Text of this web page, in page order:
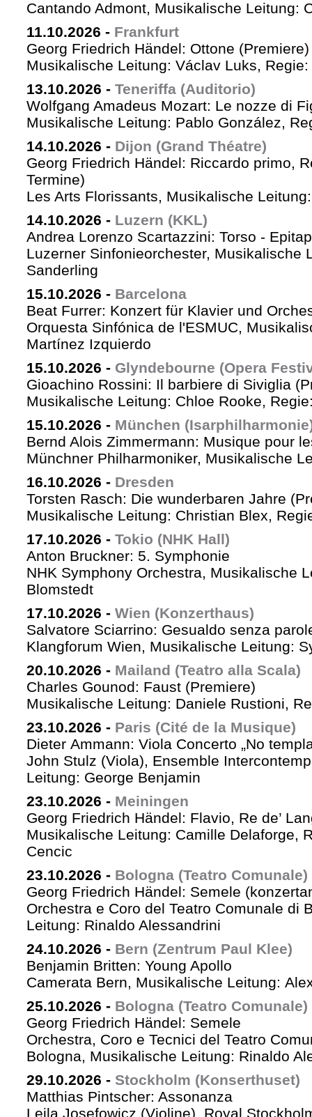
Cantando Admont, Musikalische Leitung:
11.10.2026 - Frankfurt
Georg Friedrich Händel: Ottone (Premiere)
Musikalische Leitung: Václav Luks,
13.10.2026 - Teneriffa (Auditorio)
Wolfgang Amadeus Mozart: Le nozze di
Musikalische Leitung: Pablo González,
14.10.2026 - Dijon (Grand Théatre)
Georg Friedrich Händel: Riccardo primo,
Termine)
Les Arts Florissants, Musikalische
14.10.2026 - Luzern (KKL)
Andrea Lorenzo Scartazzini: Torso -
Luzerner Sinfonieorchester, Musikalische
Sanderling
15.10.2026 - Barcelona
Beat Furrer: Konzert für Klavier und
Orquesta Sinfónica de l'ESMUC,
Martínez Izquierdo
15.10.2026 - Glyndebourne (Opera
Gioachino Rossini: Il barbiere di Siviglia
Musikalische Leitung: Chloe Rooke,
15.10.2026 - München
Bernd Alois Zimmermann: Musique pour
Münchner Philharmoniker, Musikalische
16.10.2026 - Dresden
Torsten Rasch: Die wunderbaren Jahre
Musikalische Leitung: Christian Blex,
17.10.2026 - Tokio (NHK Hall)
Anton Bruckner: 5. Symphonie
NHK Symphony Orchestra, Musikalische
Blomstedt
17.10.2026 - Wien (Konzerthaus)
Salvatore Sciarrino: Gesualdo senza
Klangforum Wien, Musikalische Leitung:
20.10.2026 - Mailand (Teatro alla Scala)
Charles Gounod: Faust (Premiere)
Musikalische Leitung: Daniele Rustioni,
23.10.2026 - Paris (Cité de la Musique)
Dieter Ammann: Viola Concerto „No
John Stulz (Viola), Ensemble
Leitung: George Benjamin
23.10.2026 - Meiningen
Georg Friedrich Händel: Flavio, Re de’
Musikalische Leitung: Camille Delaforge,
Cencic
23.10.2026 - Bologna (Teatro Comunale)
Georg Friedrich Händel: Semele
Orchestra e Coro del Teatro Comunale di
Leitung: Rinaldo Alessandrini
24.10.2026 - Bern (Zentrum Paul Klee)
Benjamin Britten: Young Apollo
Camerata Bern, Musikalische Leitung:
25.10.2026 - Bologna (Teatro Comunale)
Georg Friedrich Händel: Semele
Orchestra, Coro e Tecnici del Teatro
Bologna, Musikalische Leitung: Rinaldo
29.10.2026 - Stockholm (Konserthuset)
Matthias Pintscher: Assonanza
Leila Josefowicz (Violine), Royal